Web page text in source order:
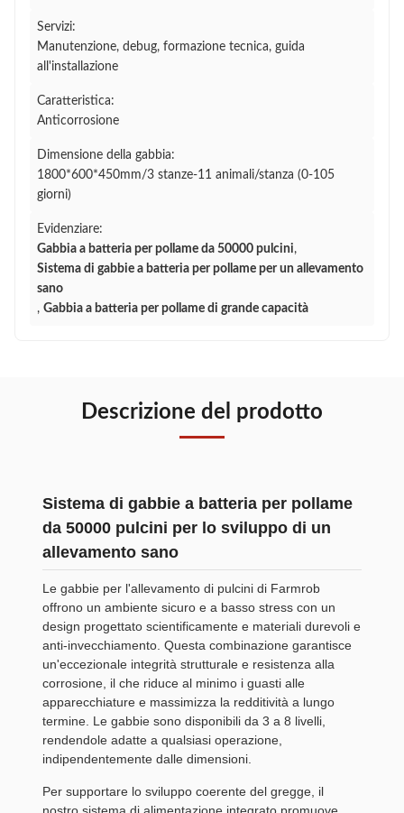
Servizi:
Manutenzione, debug, formazione tecnica, guida
all'installazione
Caratteristica:
Anticorrosione
Dimensione della gabbia:
1800*600*450mm/3 stanze-11 animali/stanza (0-105
giorni)
Evidenziare:
Gabbia a batteria per pollame da 50000 pulcini,
Sistema di gabbie a batteria per pollame per un allevamento
sano
, Gabbia a batteria per pollame di grande capacità
Descrizione del prodotto
Sistema di gabbie a batteria per pollame
da 50000 pulcini per lo sviluppo di un
allevamento sano
Le gabbie per l'allevamento di pulcini di Farmrob
offrono un ambiente sicuro e a basso stress con un
design progettato scientificamente e materiali durevoli e
anti-invecchiamento. Questa combinazione garantisce
un'eccezionale integrità strutturale e resistenza alla
corrosione, il che riduce al minimo i guasti alle
apparecchiature e massimizza la redditività a lungo
termine. Le gabbie sono disponibili da 3 a 8 livelli,
rendendole adatte a qualsiasi operazione,
indipendentemente dalle dimensioni.
Per supportare lo sviluppo coerente del gregge, il